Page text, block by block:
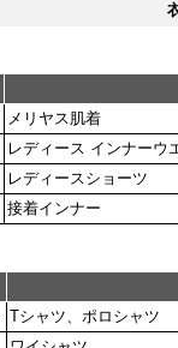
メリヤス肌着
レディース インナーウ
レディースショーツ
接着インナー
Tシャツ、ポロシャツ